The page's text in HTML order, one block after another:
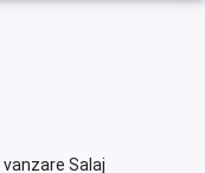
Salaj